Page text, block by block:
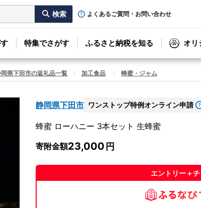
よくあるご質問・お問い合わせ
特集でさがす ふるさと納税を知る オリ
県下田市の返礼品一覧 加工食品 蜂蜜・ジャム
静岡県下田市 ワンストップ特例オンライン申請
蜂蜜 ローハニー 3本セット 生蜂蜜
寄附金額23,000
エントリー＋